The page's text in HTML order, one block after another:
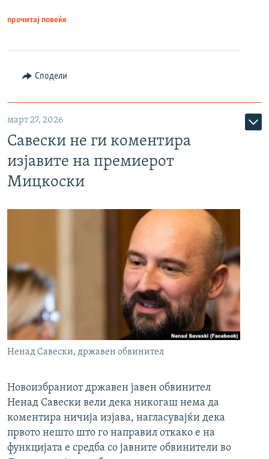
прочитај повеќе
Сподели
март 27, 2026
Савески не ги коментира
изјавите на премиерот
Мицкоски
Ненад Савески, државен обвинител
Новоизбраниот државен јавен обвинител
Ненад Савески вели дека никогаш нема да
коментира ничија изјава, нагласувајќи дека
првото нешто што го направил откако е на
функцијата е средба со јавните обвинители во